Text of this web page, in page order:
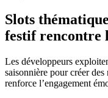
Slots
festif rencontre
Les développeurs
saisonnière pour créer
renforce l’engagement